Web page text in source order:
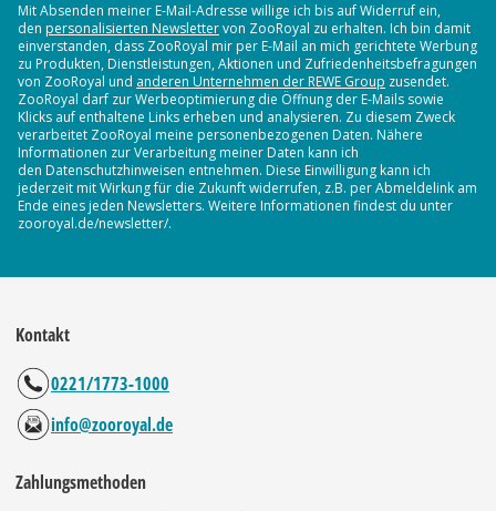
Mit Absenden meiner E-Mail-Adresse willige ich bis auf Widerruf ein,
den personalisierten Newslettervon ZooRoyal zu erhalten. Ich bin damit
einverstanden, dass ZooRoyal mir per E-Mail an mich gerichtete Werbung
zu Produkten, Dienstleistungen, Aktionen und Zufriedenheitsbefragungen
von ZooRoyal und anderen Unternehmen der REWE Group zusendet.
ZooRoyal darf zur Werbeoptimierung die Öffnung der E-Mails sowie
Klicks auf enthaltene Links erheben und analysieren. Zu diesem Zweck
verarbeitet ZooRoyal meine personenbezogenen Daten. Nähere
Informationen zur Verarbeitung meiner Daten kann ich
den Datenschutzhinweisen entnehmen. Diese Einwilligung kann ich
jederzeit mit Wirkung für die Zukunft widerrufen, z.B. per Abmeldelink am
Ende eines jeden Newsletters. Weitere Informationen findest du unter
zooroyal.de/newsletter/.
Kontakt
0221/1773-1000
info@zooroyal.de
Zahlungsmethoden